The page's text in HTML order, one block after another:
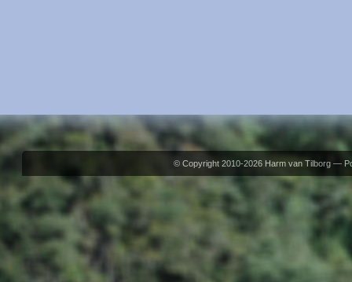
© Copyright 2010-2026 Harm van Tilborg —